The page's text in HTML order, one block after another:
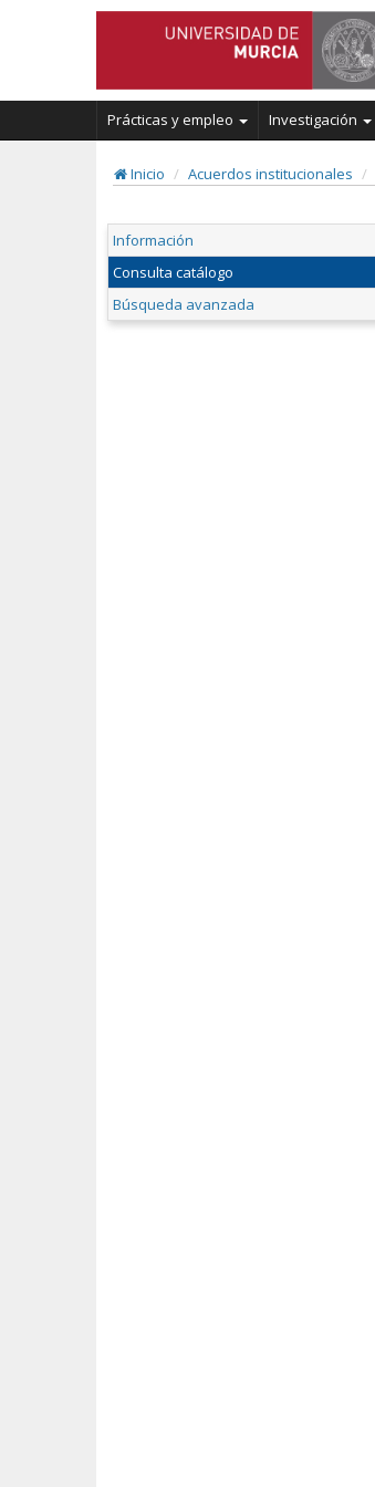
Prácticas y empleo Investigación
Inicio Acuerdos institucionales
Información
Consulta catálogo
Búsqueda avanzada